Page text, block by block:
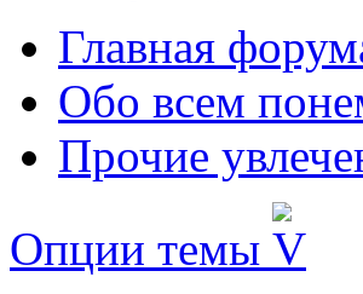
Главная
Обо всем
Прочие
Опции темы